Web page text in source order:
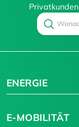
Privatkunden
Search
ENERGIE
E-MOBILITÄT